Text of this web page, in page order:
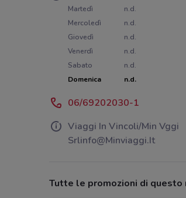
Martedì
n.d.
Mercoledì
n.d.
Giovedì
n.d.
Venerdì
n.d.
Sabato
n.d.
Domenica
n.d.
06/69202030-1
Viaggi In Vincoli/Min Vggi
Srlinfo@Minviaggi.It
Tutte le promozioni di questo